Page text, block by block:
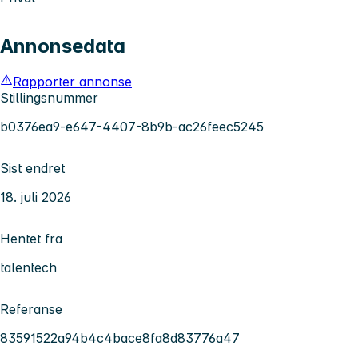
Annonsedata
Rapporter annonse
Stillingsnummer
b0376ea9-e647-4407-8b9b-ac26feec5245
Sist endret
18. juli 2026
Hentet fra
talentech
Referanse
83591522a94b4c4bace8fa8d83776a47